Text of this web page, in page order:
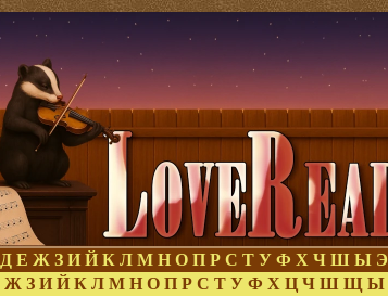
Д Е Ж З И Й К Л М Н О П Р С Т У Ф Х Ч Ш Ы Э
Ж З И Й К Л М Н О П Р С Т У Ф Х Ц Ч Ш Щ Ы